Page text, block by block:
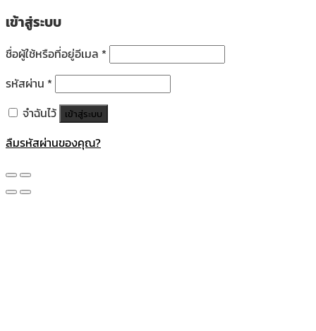
เข้าสู่ระบบ
ชื่อผู้ใช้หรือที่อยู่อีเมล *
รหัสผ่าน *
จำฉันไว้
เข้าสู่ระบบ
ลืมรหัสผ่านของคุณ?